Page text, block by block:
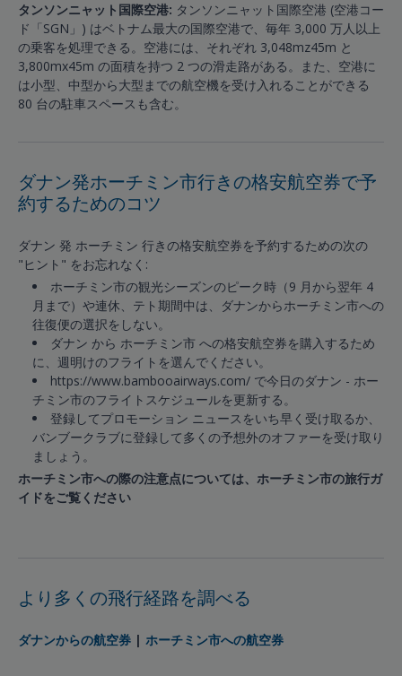
タンソンニャット国際空港: タンソンニャット国際空港 (空港コー
ド「SGN」) はベトナム最大の国際空港で、毎年 3,000 万人以上
の乗客を処理できる。空港には、それぞれ 3,048mz45m と
3,800mx45m の面積を持つ 2 つの滑走路がある。また、空港に
は小型、中型から大型までの航空機を受け入れることができる
80 台の駐車スペースも含む。
ダナン発ホーチミン市行きの格安航空券で予
約するためのコツ
ダナン 発 ホーチミン 行きの格安航空券を予約するための次の
"ヒント" をお忘れなく:
ホーチミン市の観光シーズンのピーク時（9 月から翌年 4
月まで）や連休、テト期間中は、ダナンからホーチミン市への
往復便の選択をしない。
ダナン から ホーチミン市 への格安航空券を購入するため
に、週明けのフライトを選んでください。
https://www.bambooairways.com/ で今日のダナン - ホー
チミン市のフライトスケジュールを更新する。
登録してプロモーション ニュースをいち早く受け取るか、
バンブークラブに登録して多くの予想外のオファーを受け取り
ましょう。
ホーチミン市への際の注意点については、ホーチミン市の旅行ガ
イドをご覧ください
より多くの飛行経路を調べる
ダナンからの航空券 | ホーチミン市への航空券